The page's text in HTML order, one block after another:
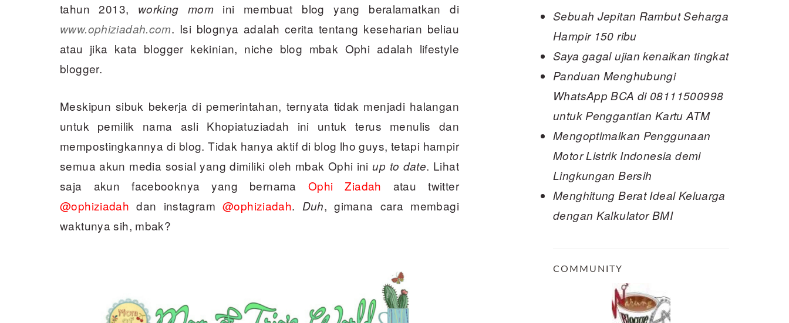
tahun 2013, working mom ini membuat blog yang beralamatkan di
www.ophiziadah.com. Isi blognya adalah cerita tentang keseharian beliau
atau jika kata blogger kekinian, niche blog mbak Ophi adalah lifestyle
blogger.
Meskipun sibuk bekerja di pemerintahan, ternyata tidak menjadi halangan
untuk pemilik nama asli Khopiatuziadah ini untuk terus menulis dan
mempostingkannya di blog. Tidak hanya aktif di blog lho guys, tetapi hampir
semua akun media sosial yang dimiliki oleh mbak Ophi iniup to date. Lihat
saja akun facebooknya yang bernama Ophi Ziadah atau twitter
@ophiziadah dan instagram@ophiziadah. Duh, gimana cara membagi
waktunya sih, mbak?
Sebuah Jepitan Rambut Seharga
Hampir 150 ribu
Saya gagal ujian kenaikan tingkat
Panduan Menghubungi
WhatsApp BCA di 08111500998
untuk Penggantian Kartu ATM
Mengoptimalkan Penggunaan
Motor Listrik Indonesia demi
Lingkungan Bersih
Menghitung Berat Ideal Keluarga
dengan Kalkulator BMI
COMMUNITY